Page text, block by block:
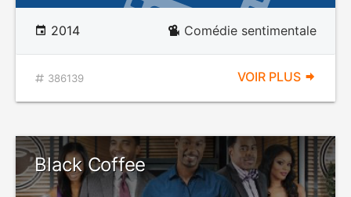
2014 Comédie sentimentale
386139 VOIR PLUS
Black Coffee